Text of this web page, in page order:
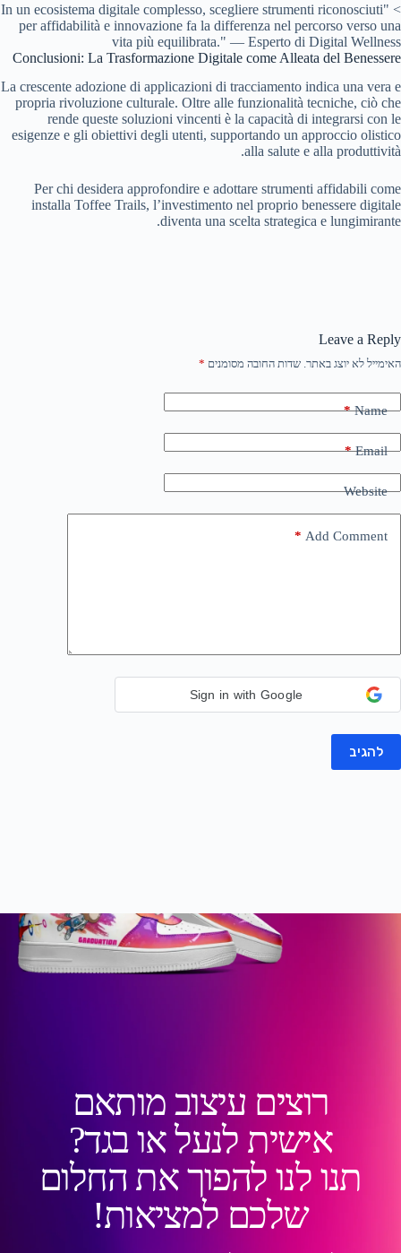
> "In un ecosistema digitale complesso, scegliere strumenti riconosciuti
per affidabilità e innovazione fa la differenza nel percorso verso una
vita più equilibrata." — Esperto di Digital Wellness
Conclusioni: La Trasformazione Digitale come Alleata del Benessere
La crescente adozione di applicazioni di tracciamento indica una vera e
propria rivoluzione culturale. Oltre alle funzionalità tecniche, ciò che
rende queste soluzioni vincenti è la capacità di integrarsi con le
esigenze e gli obiettivi degli utenti, supportando un approccio olistico
alla salute e alla produttività.
Per chi desidera approfondire e adottare strumenti affidabili come
installa Toffee Trails, l’investimento nel proprio benessere digitale
diventa una scelta strategica e lungimirante.
Leave a Reply
האימייל לא יוצג באתר. שדות החובה מסומנים *
Name
*
Email
*
Website
Add Comment
*
Sign in with Google
להגיב
רוצים עיצוב מותאם
אישית לנעל או בגד?
תנו לנו להפוך את החלום
שלכם למציאות!